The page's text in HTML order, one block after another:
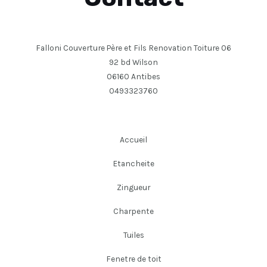
Falloni Couverture Père et Fils Renovation Toiture 06
92 bd Wilson
06160 Antibes
0493323760
Accueil
Etancheite
Zingueur
Charpente
Tuiles
Fenetre de toit